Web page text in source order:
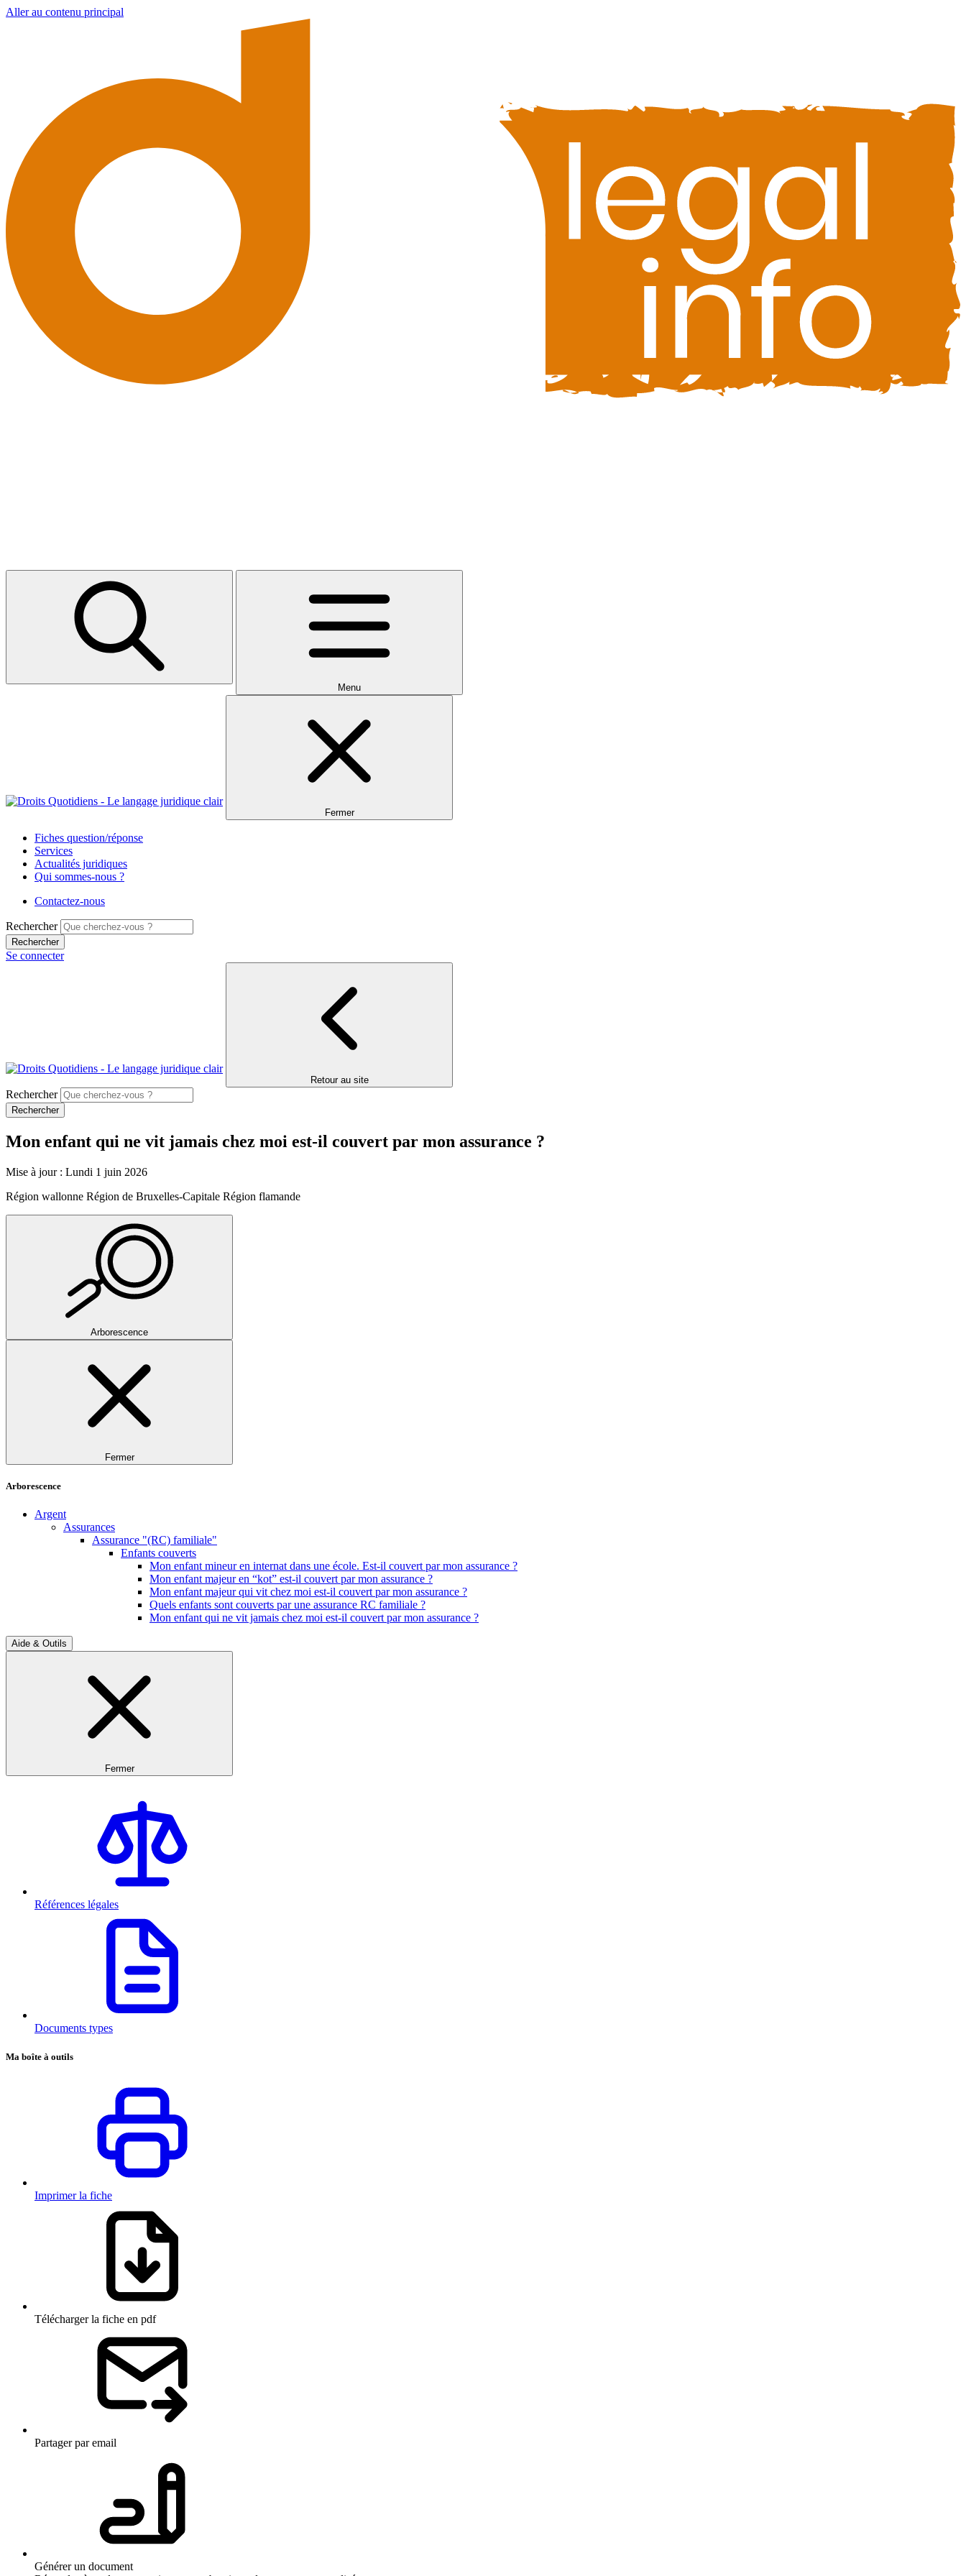
Aller au contenu principal
Menu
Fermer
Fiches question/réponse
Services
Actualités juridiques
Qui sommes-nous ?
Contactez-nous
Rechercher
Se connecter
Retour au site
Rechercher
Mon enfant qui ne vit jamais chez moi est-il couvert par mon assurance ?
Mise à jour : Lundi 1 juin 2026
Région wallonne Région de Bruxelles-Capitale Région flamande
Arborescence
Fermer
Arborescence
Argent
Assurances
Assurance "(RC) familiale"
Enfants couverts
Mon enfant mineur en internat dans une école. Est-il couvert par mon assurance ?
Mon enfant majeur en “kot” est-il couvert par mon assurance ?
Mon enfant majeur qui vit chez moi est-il couvert par mon assurance ?
Quels enfants sont couverts par une assurance RC familiale ?
Mon enfant qui ne vit jamais chez moi est-il couvert par mon assurance ?
Aide & Outils
Fermer
Références légales
Documents types
Ma boîte à outils
Imprimer la fiche
Télécharger la fiche en pdf
Partager par email
Générer un document